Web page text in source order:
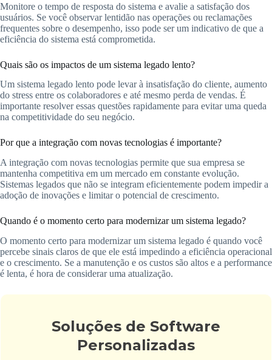
Monitore o tempo de resposta do sistema e avalie a satisfação dos
usuários. Se você observar lentidão nas operações ou reclamações
frequentes sobre o desempenho, isso pode ser um indicativo de que a
eficiência do sistema está comprometida.
Quais são os impactos de um sistema legado lento?
Um sistema legado lento pode levar à insatisfação do cliente, aumento
do stress entre os colaboradores e até mesmo perda de vendas. É
importante resolver essas questões rapidamente para evitar uma queda
na competitividade do seu negócio.
Por que a integração com novas tecnologias é importante?
A integração com novas tecnologias permite que sua empresa se
mantenha competitiva em um mercado em constante evolução.
Sistemas legados que não se integram eficientemente podem impedir a
adoção de inovações e limitar o potencial de crescimento.
Quando é o momento certo para modernizar um sistema legado?
O momento certo para modernizar um sistema legado é quando você
percebe sinais claros de que ele está impedindo a eficiência operacional
e o crescimento. Se a manutenção e os custos são altos e a performance
é lenta, é hora de considerar uma atualização.
Soluções de Software
Personalizadas